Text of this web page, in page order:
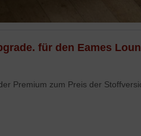
für den Eames
Premium zum Preis der